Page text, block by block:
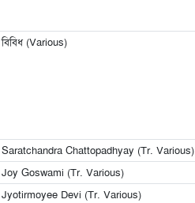
বিবিধ (Various)
Saratchandra Chattopadhyay (Tr. Various)
Joy Goswami (Tr. Various)
Jyotirmoyee Devi (Tr. Various)